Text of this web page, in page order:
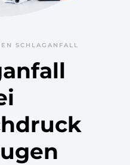
SCHLAGANFALL